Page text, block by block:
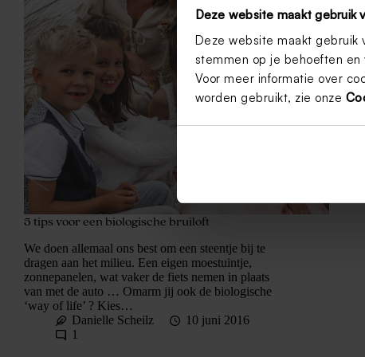
Deze website maakt gebruik
Deze website maakt gebruik
stemmen op je behoeften en
Voor meer informatie over
worden gebruikt, zie onze
5 tips voor een biologische bruiloft
We doen allemaal ons best om een steentje bij te
dragen aan het milieu. Een eigen moestuintje,
zonnepanelen, wat vaker de fiets nemen in plaats
van met de auto … Omarm jij ook de biologische
‘way of life’ ? Kies…
Danielle Scheilz
10 juni 2016
1